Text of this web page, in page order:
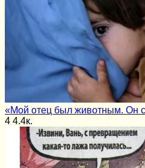
«Мой отец был животным. Он
4 4.4к.